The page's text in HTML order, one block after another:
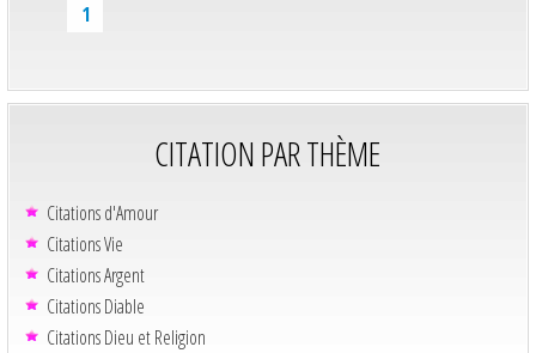
1
CITATION PAR THÈME
Citations d'Amour
Citations Vie
Citations Argent
Citations Diable
Citations Dieu et Religion